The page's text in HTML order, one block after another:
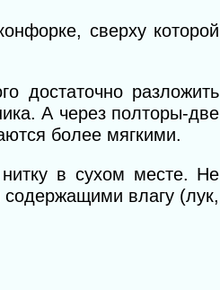
сверху которой
достаточно разложить
А через полторы-две
более мягкими.
в сухом месте. Не
влагу (лук,